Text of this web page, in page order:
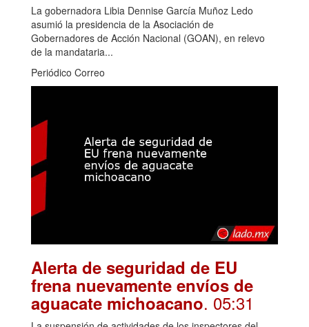
La gobernadora Libia Dennise García Muñoz Ledo
asumió la presidencia de la Asociación de
Gobernadores de Acción Nacional (GOAN), en relevo
de la mandataria...
Periódico Correo
Alerta de seguridad de EU
frena nuevamente envíos de
aguacate michoacano. 05:31